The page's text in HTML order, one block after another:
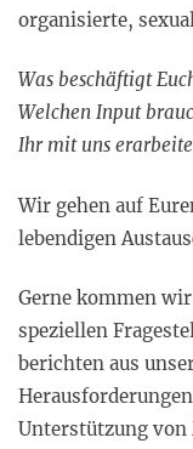
organisierte,
Was beschäftigt
Welchen Input
Ihr mit uns
Wir gehen auf
lebendigen
Gerne kommen
speziellen
berichten aus
Unterstützung von